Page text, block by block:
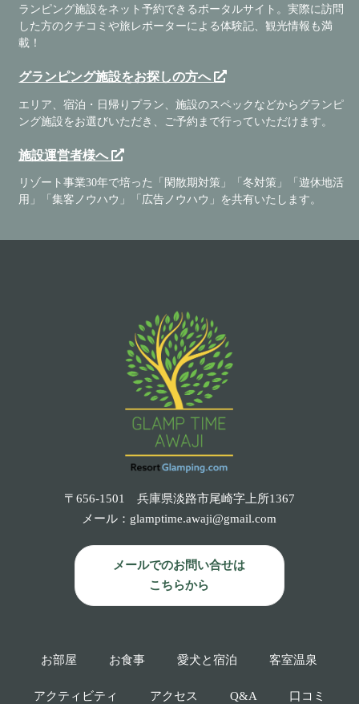
ランピング施設をネット予約できるポータルサイト。実際に訪問
した方のクチコミや旅レポーターによる体験記、観光情報も満
載！
グランピング施設をお探しの方へ
エリア、宿泊・日帰りプラン、施設のスペックなどからグランピ
ング施設をお選びいただき、ご予約まで行っていただけます。
施設運営者様へ
リゾート事業30年で培った「閑散期対策」「冬対策」「遊休地活
用」「集客ノウハウ」「広告ノウハウ」を共有いたします。
〒656-1501 兵庫県淡路市尾崎字上所1367
メール： glamptime.awaji@gmail.com
メールでのお問い合せは
こちらから
お部屋 お食事 愛犬と宿泊 客室温泉
アクティ ビティ アクセス Q&A 口コミ